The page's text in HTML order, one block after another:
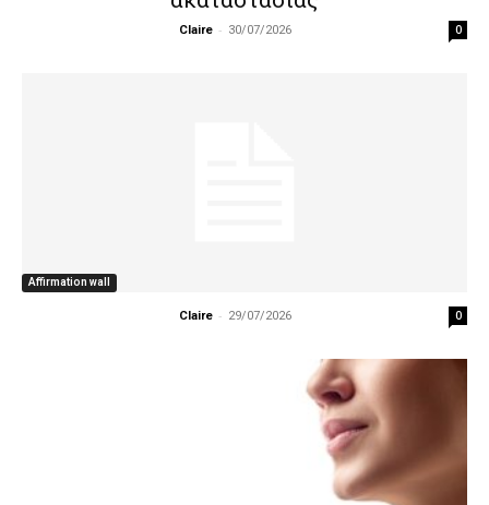
Claire - 30/07/2026 0
Affirmation wall
Claire - 29/07/2026 0